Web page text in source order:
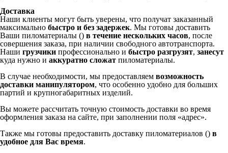
Доставка
Наши клиенты могут быть уверены, что получат заказанный
максимально быстро и без задержек. Мы готовы доставить
Ваши пиломатериалы () в течение нескольких часов, после
совершения заказа, при наличии свободного автотранспорта.
Наши грузчики профессионально и быстро разгрузят, занесут
куда нужно и аккуратно сложат пиломатериалы.
В случае необходимости, мы предоставляем возможность
доставки манипулятором, что особенно удобно для больших
партий и крупногабаритных изделий.
Вы можете рассчитать точную стоимость доставки во время
оформления заказа на сайте, при заполнении поля «адрес».
Также мы готовы предоставить доставку пиломатериалов () в
удобное для Вас время.